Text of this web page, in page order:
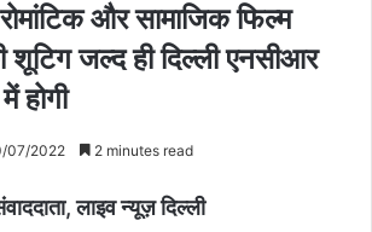
और सामाजिक फिल्म
जल्द ही दिल्ली एनसीआर
होगी
07/2022 2 minutes read
लाइव न्यूज़ दिल्ली